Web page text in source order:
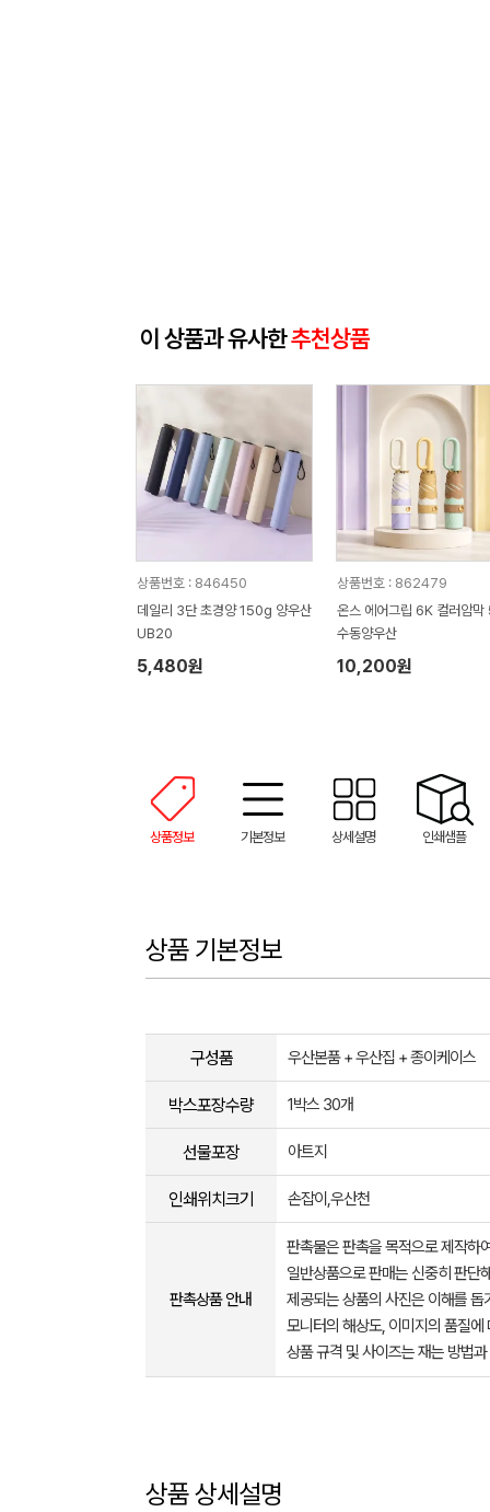
이 상품과 유사한추천상품
상품번호 : 846450
데일리 3단 초경양 150g 양우산
UB20
5,480원
상품번호 : 862479
온스 에어그립 6K 컬러암막
수동양우산
10,200원
상품정보 기본정보 상세설명 인쇄샘플
상품 기본정보
구성품 우산본품 + 우산집 + 종이케이스
박스포장수량 1박스 30개
선물포장 아트지
인쇄위치크기 손잡이,우산천
판촉상품 안내
판촉물은 판촉을 목적으로 제작하
일반상품으로 판매는 신중히 판단
제공되는 상품의 사진은 이해를
모니터의 해상도, 이미지의 품질
상품 규격 및 사이즈는 재는 방법
상품 상세설명